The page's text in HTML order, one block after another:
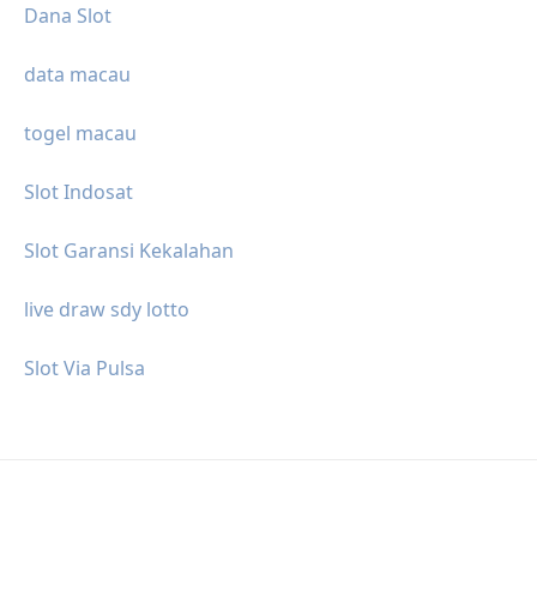
Dana Slot
data macau
togel macau
Slot Indosat
Slot Garansi Kekalahan
live draw sdy lotto
Slot Via Pulsa